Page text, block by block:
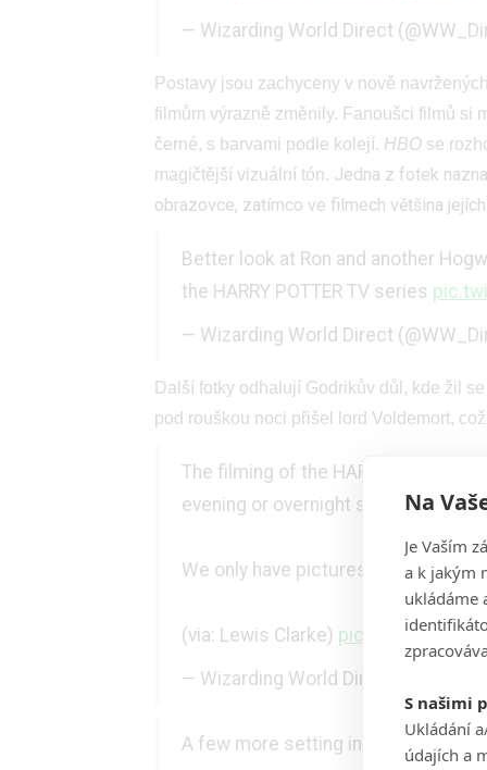
— Wizarding World Direct
Postavy jsou zachyceny v nově
filmům výrazně změnily. Fanoušci filmů si
černé, s barvami podle kolejí. HBO se
magičtější vizuální tón. Jedna z fotek
obrazovce, zatímco ve filmech většina
Better look at Ron and another
the HARRY POTTER TV series
— Wizarding World Direct
Další fotky odhalují Godrikův důl, kde žil
pod rouškou noci přišel lord Voldemort,
The filming of the HARRY POTTER
evening or overnight shoot
We only have pictures of the film
(via: Lewis Clarke) pic.twitter.com/
— Wizarding World Direct
A few more setting in Lustleigh
Na
Je Vaším
a k jakým
ukládáme
S našimi
Ukládání
údajích a